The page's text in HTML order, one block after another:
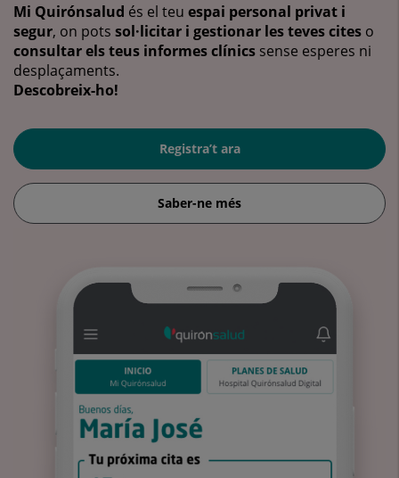
Mi Quirónsalud és el teu espai personal privat i
segur, on pots sol·licitar i gestionar les teves cites o
consultar els teus informes clínics sense esperes ni
desplaçaments.
Descobreix-ho!
Registra’t ara
Saber-ne més